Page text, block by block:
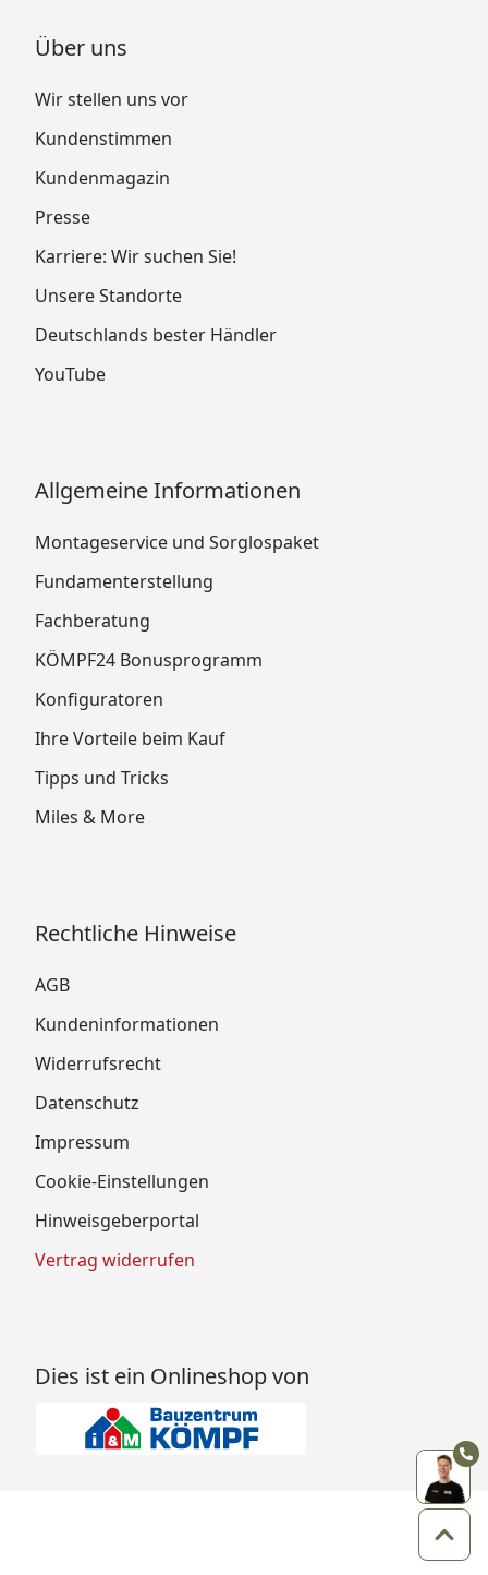
Über uns
Wir stellen uns vor
Kundenstimmen
Kundenmagazin
Presse
Karriere: Wir suchen Sie!
Unsere Standorte
Deutschlands bester Händler
YouTube
Allgemeine Informationen
Montageservice und Sorglospaket
Fundamenterstellung
Fachberatung
KÖMPF24 Bonusprogramm
Konfiguratoren
Ihre Vorteile beim Kauf
Tipps und Tricks
Miles & More
Rechtliche Hinweise
AGB
Kundeninformationen
Widerrufsrecht
Datenschutz
Impressum
Cookie-Einstellungen
Hinweisgeberportal
Vertrag widerrufen
Dies ist ein Onlineshop von